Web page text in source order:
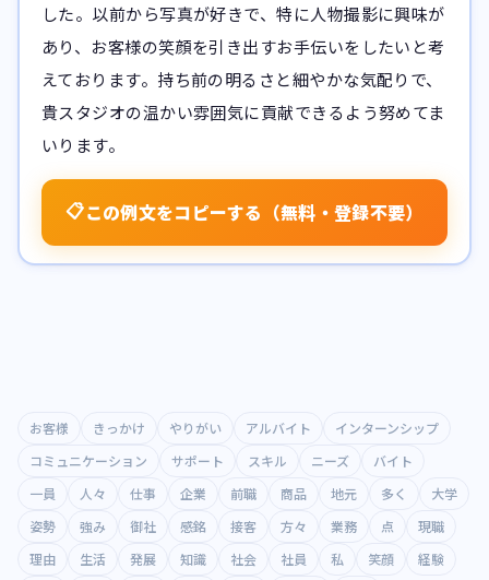
した。以前から写真が好きで、特に人物撮影に興味が
あり、お客様の笑顔を引き出すお手伝いをしたいと考
えております。持ち前の明るさと細やかな気配りで、
貴スタジオの温かい雰囲気に貢献できるよう努めてま
いります。
📋この例文をコピーする（無料・登録不要）
お客様 きっかけ やりがい アルバイト
インターンシップ
コミュニケーション
サポート スキル ニーズ
バイト
一員
人々 仕事 企業 前職 商品 地元 多く
大学
姿勢
強み 御社 感銘 接客 方々 業務 点
現職
理由
生活 発展 知識 社会 社員 私 笑顔
経験